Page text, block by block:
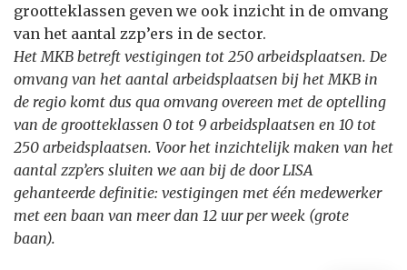
grootteklassen geven we ook inzicht in de omvang
van het aantal zzp’ers in de sector.
Het MKB betreft vestigingen tot 250 arbeidsplaatsen. De
omvang van het aantal arbeidsplaatsen bij het MKB in
de regio komt dus qua omvang overeen met de optelling
van de grootteklassen 0 tot 9 arbeidsplaatsen en 10 tot
250 arbeidsplaatsen. Voor het inzichtelijk maken van het
aantal zzp’ers sluiten we aan bij de door LISA
gehanteerde definitie: vestigingen met één medewerker
met een baan van meer dan 12 uur per week (grote
baan).